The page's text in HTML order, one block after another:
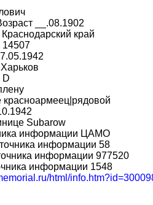
__.08.1902
край
D
красноармеец|рядовой
Subarow
информации ЦАМО
информации 58
информации 977520
информации 1548
html/